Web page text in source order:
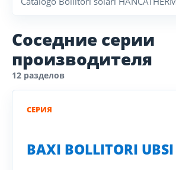
Соседние серии
производителя
12 разделов
СЕРИЯ
BAXI BOLLITORI